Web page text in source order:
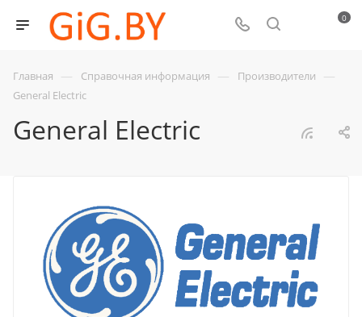
0
Главная — Справочная информация — Производители —
General Electric
General Electric